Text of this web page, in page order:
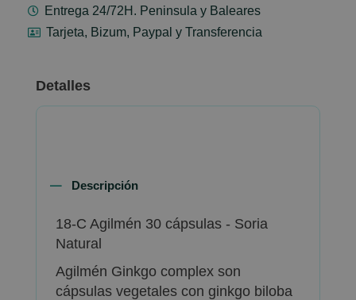
Entrega 24/72H. Peninsula y Baleares
Tarjeta, Bizum, Paypal y Transferencia
Detalles
Descripción
18-C Agilmén 30 cápsulas - Soria
Natural
Agilmén Ginkgo complex son
cápsulas vegetales con ginkgo biloba